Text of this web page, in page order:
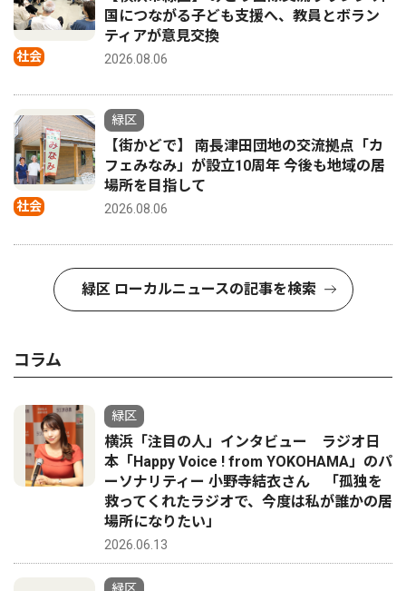
社会
国につながる子ども支援へ、教員とボラン
ティアが意見交換
2026.08.06
社会
緑区
【街かどで】 南長津田団地の交流拠点「カ
フェみなみ」が設立10周年 今後も地域の居
場所を目指して
2026.08.06
緑区 ローカルニュースの記事を検索
コラム
緑区
横浜「注目の人」インタビュー ラジオ日
本「Happy Voice ! from YOKOHAMA」のパ
ーソナリティー 小野寺結衣さん 「孤独を
救ってくれたラジオで、今度は私が誰かの居
場所になりたい」
2026.06.13